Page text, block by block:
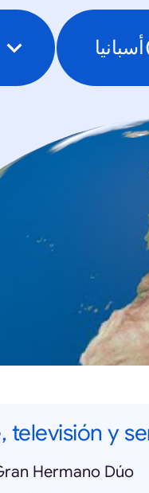
أسبانيا
televisión y
Hermano Dúo